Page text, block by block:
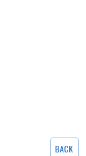
BACK